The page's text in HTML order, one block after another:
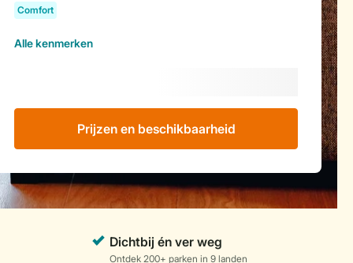
Allekenmerken
Prijzen en beschikbaarheid